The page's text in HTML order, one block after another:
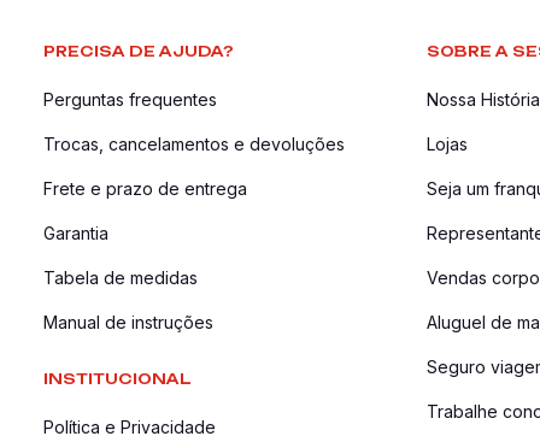
PRECISA DE AJUDA?
Perguntas frequentes
Trocas, cancelamentos e devoluções
Frete e prazo de entrega
Garantia
Tabela de medidas
Manual de instruções
INSTITUCIONAL
Política e Privacidade
SOBRE A
Nossa História
Lojas
Seja um
Vendas
Aluguel de
Seguro
Trabalhe